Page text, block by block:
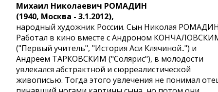
Михаил Николаевич РОМАДИН
(1940, Москва - 3.1.2012),
народный художник России. Сын Николая
Работал в кино вместе с Андроном
("Первый учитель", "История Аси Клячиной..") и
Андреем ТАРКОВСКИМ ("Солярис"), в молодости
увлекался абстрактной и сюрреалистической
живописью. Тогда этого увлечения не понимал